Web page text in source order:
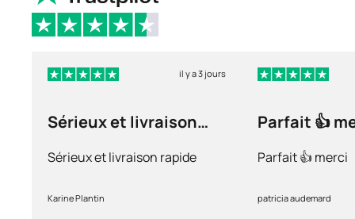
il y a 3 jours
Sérieux et livraison
Sérieux et livraison rapide
Karine Plantin
Parfait 👍
Parfait 👍 merci
patricia audemard